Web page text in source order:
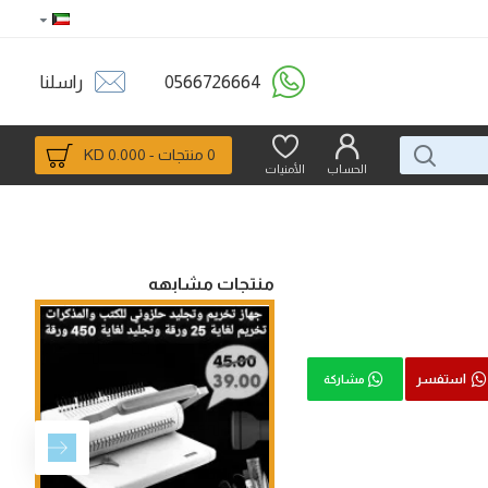
0566726664 راسلنا
الحساب الأمنيات
0 منتجات - 0.000 KD
استفسر مشاركة
منتجات مشابهه